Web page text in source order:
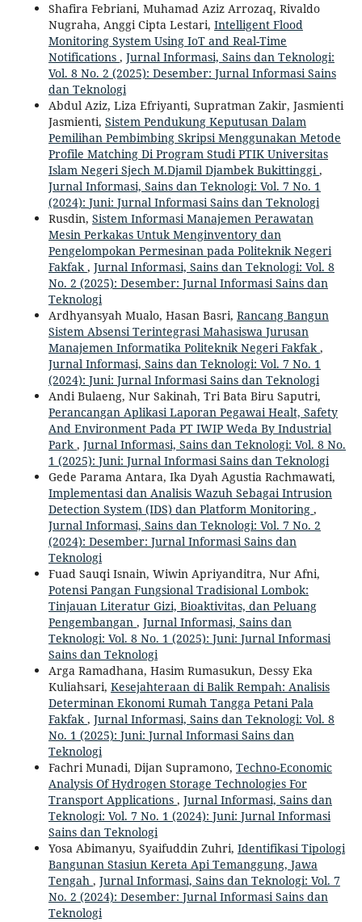
Shafira Febriani, Muhamad Aziz Arrozaq, Rivaldo
Nugraha, Anggi Cipta Lestari, Intelligent Flood
Monitoring System Using IoT and Real-Time
Notifications , Jurnal Informasi, Sains dan Teknologi:
Vol. 8 No. 2 (2025): Desember: Jurnal Informasi Sains
dan Teknologi
Abdul Aziz, Liza Efriyanti, Supratman Zakir, Jasmienti
Jasmienti, Sistem Pendukung Keputusan Dalam
Pemilihan Pembimbing Skripsi Menggunakan Metode
Profile Matching Di Program Studi PTIK Universitas
Islam Negeri Sjech M.Djamil Djambek Bukittinggi,
Jurnal Informasi, Sains dan Teknologi: Vol. 7 No. 1
(2024): Juni: Jurnal Informasi Sains dan Teknologi
Rusdin, Sistem Informasi Manajemen Perawatan
Mesin Perkakas Untuk Menginventory dan
Pengelompokan Permesinan pada Politeknik Negeri
Fakfak, Jurnal Informasi, Sains dan Teknologi: Vol. 8
No. 2 (2025): Desember: Jurnal Informasi Sains dan
Teknologi
Ardhyansyah Mualo, Hasan Basri, Rancang Bangun
Sistem Absensi Terintegrasi Mahasiswa Jurusan
Manajemen Informatika Politeknik Negeri Fakfak,
Jurnal Informasi, Sains dan Teknologi: Vol. 7 No. 1
(2024): Juni: Jurnal Informasi Sains dan Teknologi
Andi Bulaeng, Nur Sakinah, Tri Bata Biru Saputri,
Perancangan Aplikasi Laporan Pegawai Healt, Safety
And Environment Pada PT IWIP Weda By Industrial
Park, Jurnal Informasi, Sains dan Teknologi: Vol. 8 No.
1 (2025): Juni: Jurnal Informasi Sains dan Teknologi
Gede Parama Antara, Ika Dyah Agustia Rachmawati,
Implementasi dan Analisis Wazuh Sebagai Intrusion
Detection System (IDS) dan Platform Monitoring ,
Jurnal Informasi, Sains dan Teknologi: Vol. 7 No. 2
(2024): Desember: Jurnal Informasi Sains dan
Teknologi
Fuad Sauqi Isnain, Wiwin Apriyanditra, Nur Afni,
Potensi Pangan Fungsional Tradisional Lombok:
Tinjauan Literatur Gizi, Bioaktivitas, dan Peluang
Pengembangan , Jurnal Informasi, Sains dan
Teknologi: Vol. 8 No. 1 (2025): Juni: Jurnal Informasi
Sains dan Teknologi
Arga Ramadhana, Hasim Rumasukun, Dessy Eka
Kuliahsari, Kesejahteraan di Balik Rempah: Analisis
Determinan Ekonomi Rumah Tangga Petani Pala
Fakfak, Jurnal Informasi, Sains dan Teknologi: Vol. 8
No. 1 (2025): Juni: Jurnal Informasi Sains dan
Teknologi
Fachri Munadi, Dijan Supramono, Techno-Economic
Analysis Of Hydrogen Storage Technologies For
Transport Applications , Jurnal Informasi, Sains dan
Teknologi: Vol. 7 No. 1 (2024): Juni: Jurnal Informasi
Sains dan Teknologi
Yosa Abimanyu, Syaifuddin Zuhri, Identifikasi Tipologi
Bangunan Stasiun Kereta Api Temanggung, Jawa
Tengah , Jurnal Informasi, Sains dan Teknologi: Vol. 7
No. 2 (2024): Desember: Jurnal Informasi Sains dan
Teknologi